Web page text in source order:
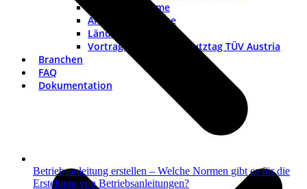
ISO-Piktogramme
ANSI-Piktogramme
Länderkennzeichen
Vortrag Explosionsschutztag TÜV Austria
Branchen
FAQ
Dokumentation
Betriebsanleitung erstellen – Welche Normen gibt es für die
Erstellung von Betriebsanleitungen?